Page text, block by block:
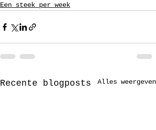
Een steek per week
Recente blogposts Alles weergeven